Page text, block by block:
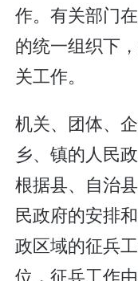
作。有关部门
的统一组织下
关工作。
机关、团体、
乡、镇的人民
根据县、自治
民政府的安排
政区域的征兵
位，征兵工作